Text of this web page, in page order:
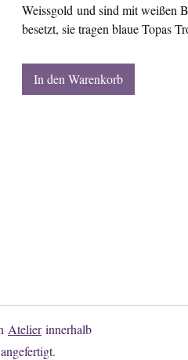
Weissgold und sind mit weißen
besetzt, sie tragen blaue Topas
mm.
In den Warenkorb
Atelierinnerhalb